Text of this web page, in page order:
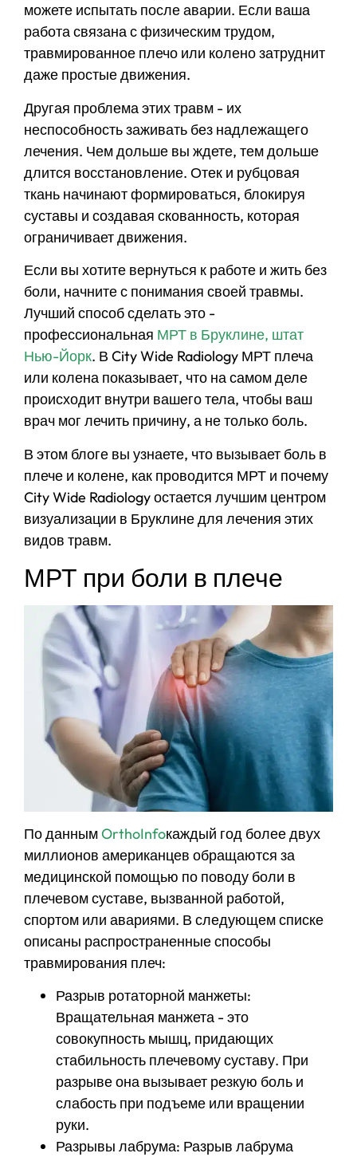
можете испытать после аварии. Если ваша
работа связана с физическим трудом,
травмированное плечо или колено затруднит
даже простые движения.
Другая проблема этих травм - их
неспособность заживать без надлежащего
лечения. Чем дольше вы ждете, тем дольше
длится восстановление. Отек и рубцовая
ткань начинают формироваться, блокируя
суставы и создавая скованность, которая
ограничивает движения.
Если вы хотите вернуться к работе и жить без
боли, начните с понимания своей травмы.
Лучший способ сделать это -
профессиональная МРТ в Бруклине, штат
Нью-Йорк. В City Wide Radiology МРТ плеча
или колена показывает, что на самом деле
происходит внутри вашего тела, чтобы ваш
врач мог лечить причину, а не только боль.
В этом блоге вы узнаете, что вызывает боль в
плече и колене, как проводится МРТ и почему
City Wide Radiology остается лучшим центром
визуализации в Бруклине для лечения этих
видов травм.
МРТ при боли в плече
По даннымOrthoInfoкаждый год более двух
миллионов американцев обращаются за
медицинской помощью по поводу боли в
плечевом суставе, вызванной работой,
спортом или авариями. В следующем списке
описаны распространенные способы
травмирования плеч:
Разрыв ротаторной манжеты:
Вращательная манжета - это
совокупность мышц, придающих
стабильность плечевому суставу. При
разрыве она вызывает резкую боль и
слабость при подъеме или вращении
руки.
Разрывы лабрума: Разрыв лабрума